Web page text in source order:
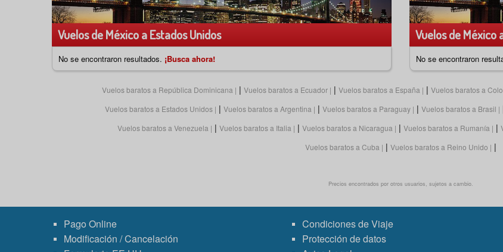
Vuelos de México a Estados Unidos
No se encontraron resultados. ¡Busca ahora!
Vuelos de México
No se encontraron
Vuelos baratos a República Dominicana | Vuelos baratos a Ecuador | Vuelos baratos a España | Vuelos baratos a
Vuelos baratos a Estados Unidos | Vuelos baratos a Argentina | Vuelos baratos a Paraguay | Vuelos baratos a Brasil
Vuelos baratos a Venezuela | Vuelos baratos a Italia | Vuelos baratos a Nicaragua | Vuelos baratos a Rumanía |
Vuelos baratos a Cuba | Vuelos baratos a Reino Unido |
Precios encontrados por otros usuarios, sujetos a cambio.
Pago Online
Modificación / Cancelación
Condiciones de Viaje
Protección de datos